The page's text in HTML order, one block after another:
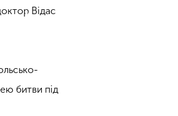
Відас
битви під